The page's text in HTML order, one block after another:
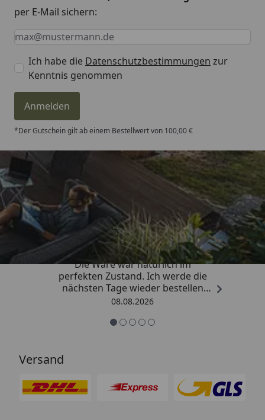
per E-Mail sichern:
Keine Eingabe erforderlich
Eingabe erforderlich
E-Mail *
Ich habe die Datenschutzbestimmungen zur
Kenntnis genommen
Anmelden
*Der Gutschein gilt ab einem Bestellwert von 100,00 €
Trusted Shops
4,81/ 5
„Hervorragend schnelle Lieferung.
Die Ware war natürlich im
perfekten Zustand. Ich werde die
nächsten Tage wieder bestellen
Grüße an die Belegschaft gute
08.08.2026
Versand